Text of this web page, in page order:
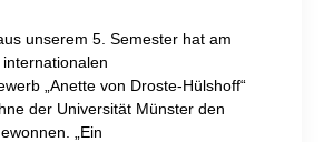
unserem 5. Semester hat am
„Anette von Droste-Hülshoff“
der Universität Münster den
„Ein